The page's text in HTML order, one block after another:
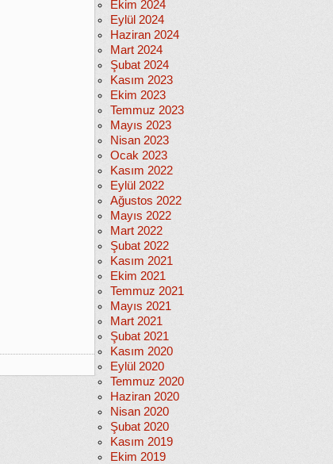
Ekim 2024
Eylül 2024
Haziran 2024
Mart 2024
Şubat 2024
Kasım 2023
Ekim 2023
Temmuz 2023
Mayıs 2023
Nisan 2023
Ocak 2023
Kasım 2022
Eylül 2022
Ağustos 2022
Mayıs 2022
Mart 2022
Şubat 2022
Kasım 2021
Ekim 2021
Temmuz 2021
Mayıs 2021
Mart 2021
Şubat 2021
Kasım 2020
Eylül 2020
Temmuz 2020
Haziran 2020
Nisan 2020
Şubat 2020
Kasım 2019
Ekim 2019